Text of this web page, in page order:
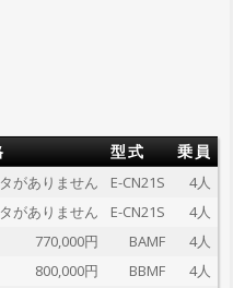
型式 乗員
がありません E-CN21S
4人
がありません E-CN21S
4人
770,000円 BAMF
4人
800,000円 BBMF
4人